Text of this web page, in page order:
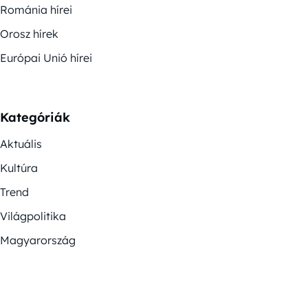
Románia hírei
Orosz hírek
Európai Unió hírei
Kategóriák
Aktuális
Kultúra
Trend
Világpolitika
Magyarország